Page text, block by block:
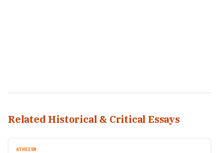
Related Historical & Critical Essays
ATHEISM